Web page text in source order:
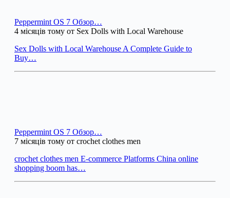
Peppermint OS 7 Обзор…
4 місяців тому от Sex Dolls with Local Warehouse
Sex Dolls with Local Warehouse A Complete Guide to
Buy…
Peppermint OS 7 Обзор…
7 місяців тому от crochet clothes men
crochet clothes men E-commerce Platforms China online
shopping boom has…